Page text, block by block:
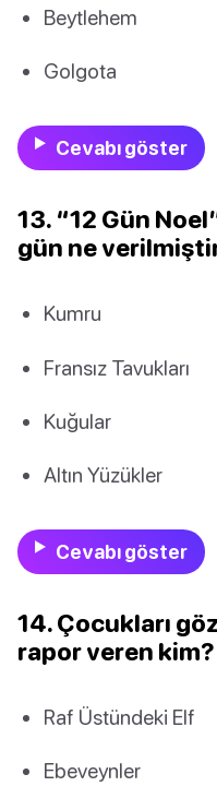
Beytlehem
Golgota
Cevabı göster
13. “12 Gün
gün ne
Kumru
Fransız Tavukları
Kuğular
Altın Yüzükler
Cevabı göster
14. Çocukları
rapor veren kim?
Raf Üstündeki Elf
Ebeveynler